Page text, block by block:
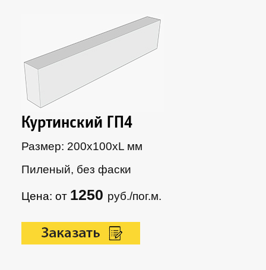
Куртинский ГП4
Размер: 200х100xL мм
Пиленый, без фаски
Цена: от 1250 руб./пог.м.